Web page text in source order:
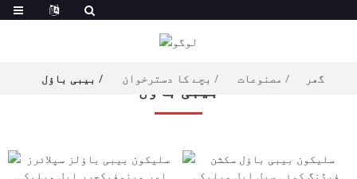
گھر مصنوعات بچے کا دسترخوان بیبی باؤل
بیبی باؤل